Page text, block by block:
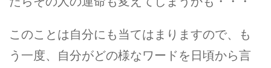
このことは自分にも当てはまりますので、も
う一度、自分がどの様なワードを日頃から言